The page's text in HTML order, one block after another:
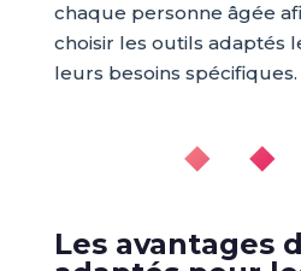
chaque personne âgée
choisir les outils adaptés
leurs besoins spécifiques.
◆ ◆
Les avantages